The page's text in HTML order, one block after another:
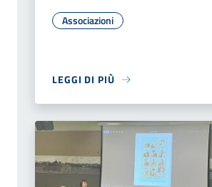
Associazioni
LEGGI DI PIÙ